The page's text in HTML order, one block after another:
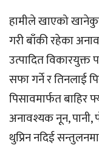
हामीले खाएको
गरी बाँकी रहेका
उत्पादित विकारयुक्त
सफा गर्ने र तिनलाई
पिसावमार्फत बाहिर
अनावश्यक नून,
थुप्रिन नदिई